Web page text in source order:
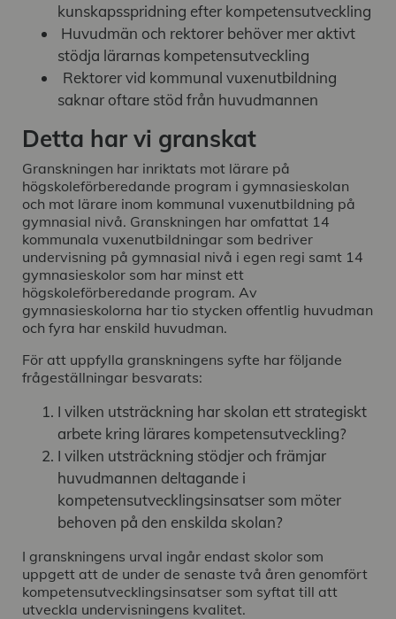
kunskapsspridning efter kompetensutveckling
Huvudmän och rektorer behöver mer aktivt
stödja lärarnas kompetensutveckling
Rektorer vid kommunal vuxenutbildning
saknar oftare stöd från huvudmannen
Detta har vi granskat
Granskningen har inriktats mot lärare på
högskoleförberedande program i gymnasieskolan
och mot lärare inom kommunal vuxenutbildning på
gymnasial nivå. Granskningen har omfattat 14
kommunala vuxenutbildningar som bedriver
undervisning på gymnasial nivå i egen regi samt 14
gymnasieskolor som har minst ett
högskoleförberedande program. Av
gymnasieskolorna har tio stycken offentlig huvudman
och fyra har enskild huvudman.
För att uppfylla granskningens syfte har följande
frågeställningar besvarats:
I vilken utsträckning har skolan ett strategiskt
arbete kring lärares kompetensutveckling?
I vilken utsträckning stödjer och främjar
huvudmannen deltagande i
kompetensutvecklingsinsatser som möter
behoven på den enskilda skolan?
I granskningens urval ingår endast skolor som
uppgett att de under de senaste två åren genomfört
kompetensutvecklingsinsatser som syftat till att
utveckla undervisningens kvalitet.